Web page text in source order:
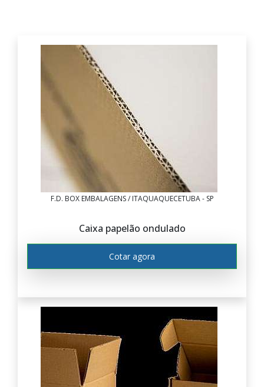
F.D. BOX EMBALAGENS / ITAQUAQUECETUBA - SP
Caixa papelão ondulado
Cotar agora